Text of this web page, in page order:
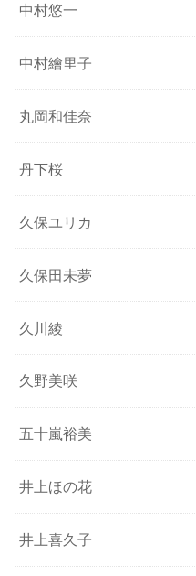
中村悠一
中村繪里子
丸岡和佳奈
丹下桜
久保ユリカ
久保田未夢
久川綾
久野美咲
五十嵐裕美
井上ほの花
井上喜久子